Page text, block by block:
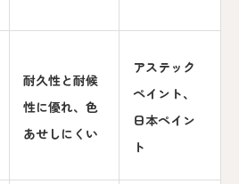
耐久性と耐候
性に優れ、色
あせしにくい
アステック
ペイント、
日本ペイン
ト